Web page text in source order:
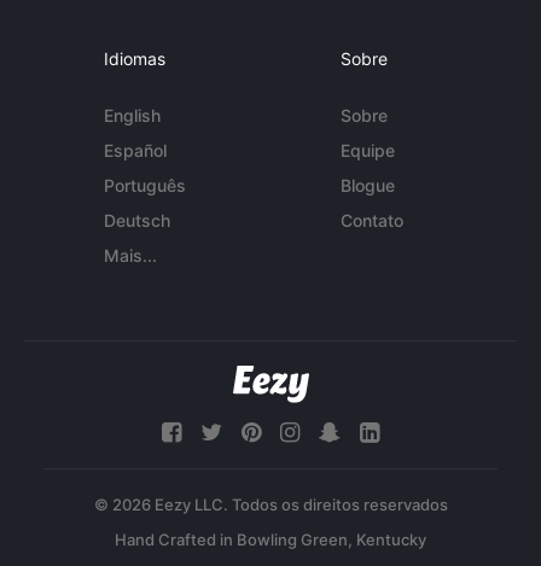
Idiomas
English
Español
Português
Deutsch
Mais...
Sobre
Sobre
Equipe
Blogue
Contato
© 2026 Eezy LLC. Todos os direitos reservados